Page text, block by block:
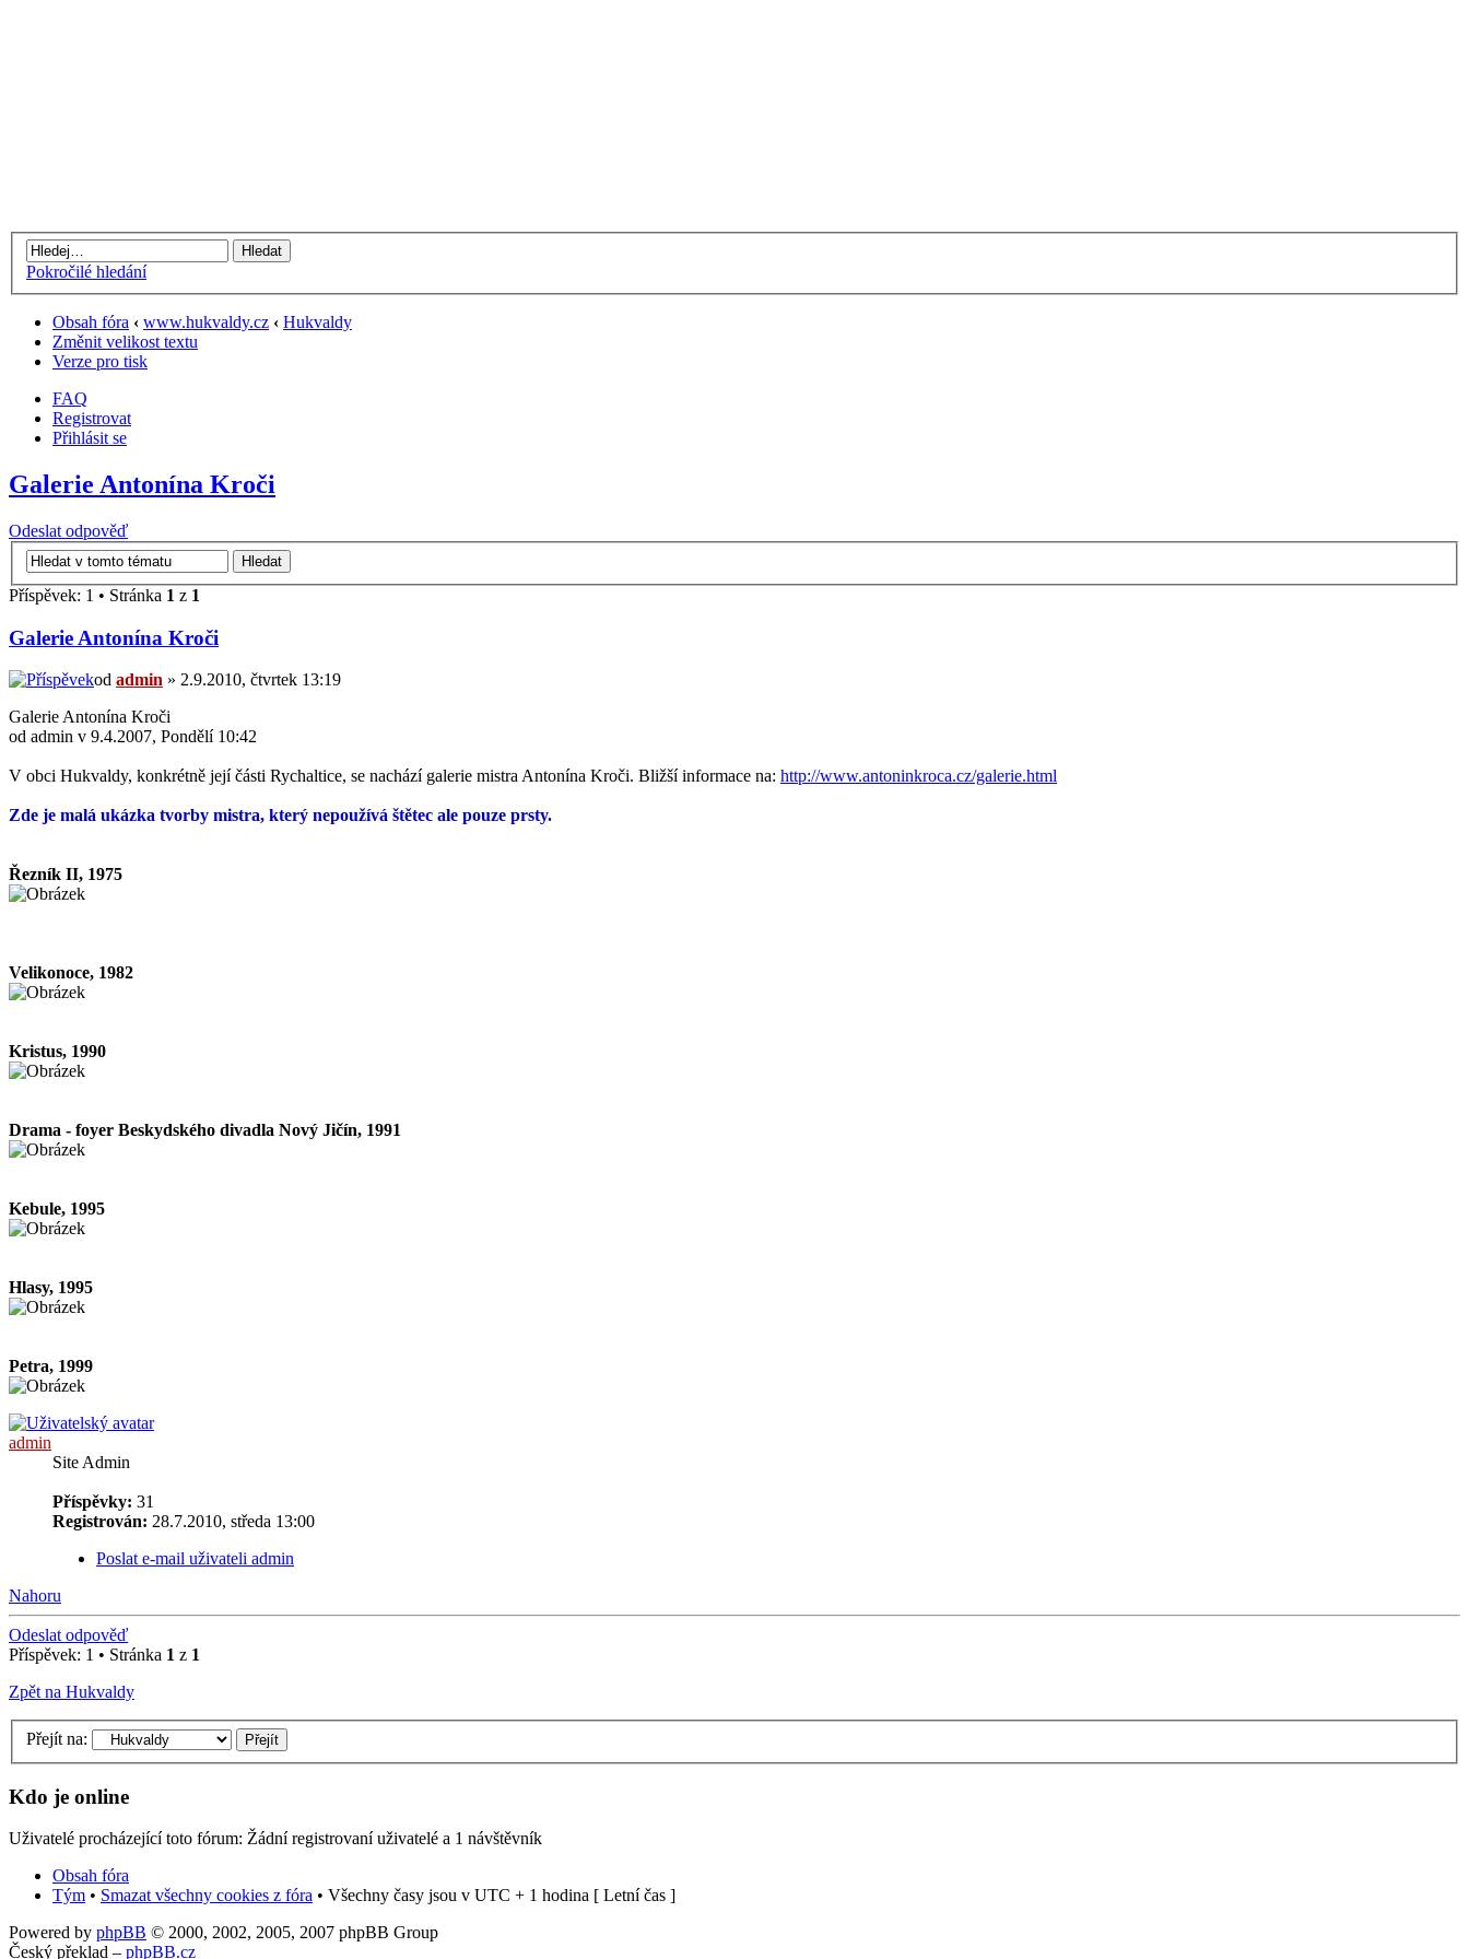
Pokročilé hledání
Obsah fóra ‹ www.hukvaldy.cz ‹ Hukvaldy
Změnit velikost textu
Verze pro tisk
FAQ
Registrovat
Přihlásit se
Galerie Antonína Kroči
Odeslat odpověď
Příspěvek: 1 • Stránka 1 z 1
Galerie Antonína Kroči
od admin » 2.9.2010, čtvrtek 13:19
Galerie Antonína Kroči
od admin v 9.4.2007, Pondělí 10:42
V obci Hukvaldy, konkrétně její části Rychaltice, se nachází galerie mistra Antonína Kroči. Bližší informace na: http://www.antoninkroca.cz/galerie.html
Zde je malá ukázka tvorby mistra, který nepoužívá štětec ale pouze prsty.
Řezník II, 1975
Velikonoce, 1982
Kristus, 1990
Drama - foyer Beskydského divadla Nový Jičín, 1991
Kebule, 1995
Hlasy, 1995
Petra, 1999
admin
Site Admin
Příspěvky: 31
Registrován: 28.7.2010, středa 13:00
Poslat e-mail uživateli admin
Nahoru
Odeslat odpověď
Příspěvek: 1 • Stránka 1 z 1
Zpět na Hukvaldy
Přejít na:
Kdo je online
Uživatelé procházející toto fórum: Žádní registrovaní uživatelé a 1 návštěvník
Obsah fóra
Tým • Smazat všechny cookies z fóra • Všechny časy jsou v UTC + 1 hodina [ Letní čas ]
Powered by phpBB © 2000, 2002, 2005, 2007 phpBB Group
Český překlad – phpBB.cz